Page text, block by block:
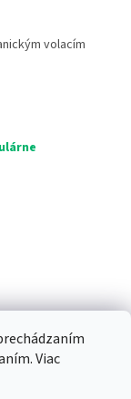
Viac
volacím